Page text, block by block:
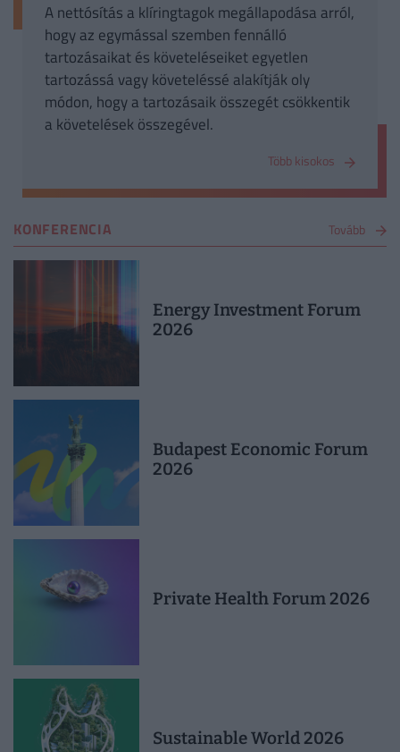
A nettósítás a klíringtagok megállapodása arról,
hogy az egymással szemben fennálló
tartozásaikat és követeléseiket egyetlen
tartozássá vagy követeléssé alakítják oly
módon, hogy a tartozásaik összegét csökkentik
a követelések összegével.
Több kisokos
KONFERENCIA Tovább
Energy Investment Forum
2026
Budapest Economic Forum
2026
Private Health Forum 2026
Sustainable World 2026